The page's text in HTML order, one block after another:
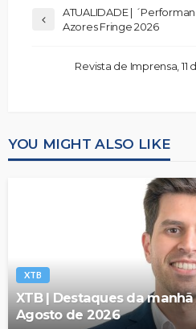
ATUALIDADE |
Azores Fringe 2026
Revista de Imprensa, 11
YOU MIGHT ALSO LIKE
XTB
XTB | Destaques da
Agosto de 2026